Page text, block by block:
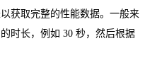
获取完整的性能数据。一般来
时长，例如 30 秒，然后根据